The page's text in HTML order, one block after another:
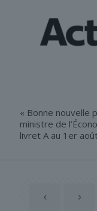
« Bonne nouvelle
ministre de
livret A au 1er